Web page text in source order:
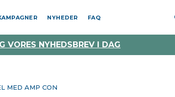
NYHEDER FAQ
VORES NYHEDSBREV I DAG
MED AMP CON